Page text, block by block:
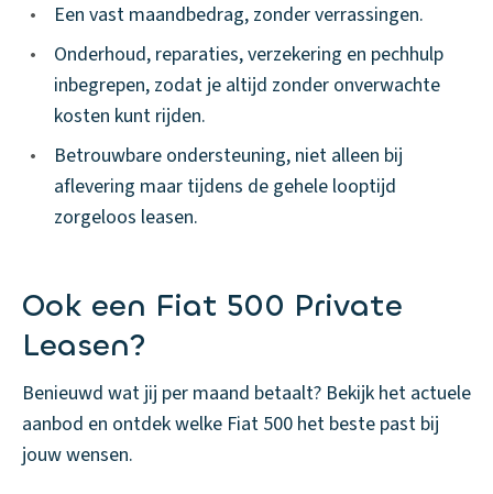
•
Een vast maandbedrag, zonder verrassingen.
•
Onderhoud, reparaties, verzekering en pechhulp
inbegrepen, zodat je altijd zonder onverwachte
kosten kunt rijden.
•
Betrouwbare ondersteuning, niet alleen bij
aflevering maar tijdens de gehele looptijd
zorgeloos leasen.
Ook een Fiat 500 Private
Leasen?
Benieuwd wat jij per maand betaalt? Bekijk het actuele
aanbod en ontdek welke Fiat 500 het beste past bij
jouw wensen.